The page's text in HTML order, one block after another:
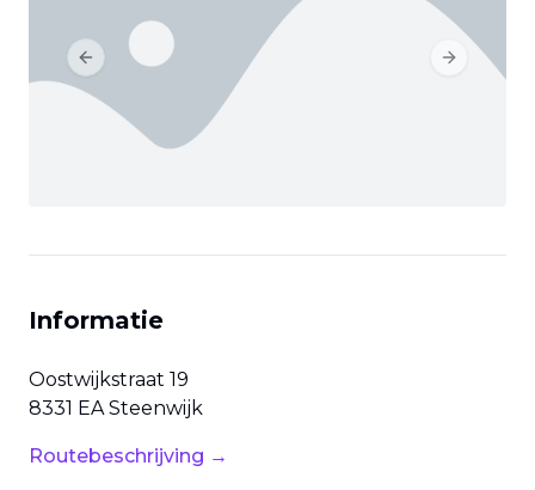
Previous slide Next slide
Informatie
Oostwijkstraat 19
8331 EA Steenwijk
Routebeschrijving →